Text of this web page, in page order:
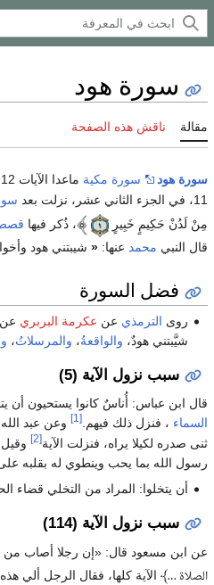
سورة هود
مقالة ناقش هذه الصفحة
سورة هود سورة مكية ماعدا الآيات 12، 17، 114
11، في الجزء الثاني عشر، نزلت بعد
مِنْ لَدُنْ حَكِيمٍ خَبِيرٍ
، ذُكر فيها قصص
قال النبي محمد عنها: « شيبتني هود
فضل السورة
روى الترمذي عن عكرمة البربري عن
شيَّبتني هودٌ، والواقعةُ، والمرسلاتُ،
سبب نزول الآية (5)
قال ابن عباس: أُناسٌ كانوا يستحيون أن
السماء ، فنزل ذلك فيهم. [1]
وعن عبد
ثنى صدره لكيلا يراه، فنزلت الآية[2]
رسول الله بما يحب وينطوي له بقلبه
أن يتخلوا: المراد من التخلي قضاء
سبب نزول الآية (114)
عن ابن مسعود قال: «إن رجلا أصاب من
الصلاة …﴾ الآية كلها، فقال الرجل ألي